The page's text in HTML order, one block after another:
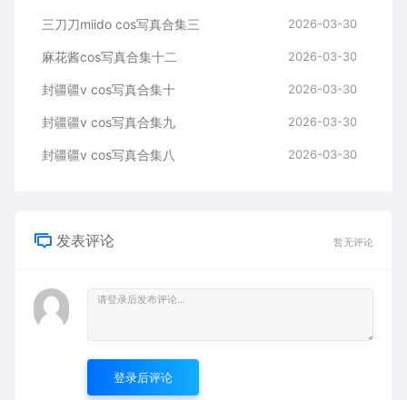
三刀刀miido cos写真合集三 2026-03-30
麻花酱cos写真合集十二 2026-03-30
封疆疆v cos写真合集十 2026-03-30
封疆疆v cos写真合集九 2026-03-30
封疆疆v cos写真合集八 2026-03-30
发表评论 暂无评论
登录后评论